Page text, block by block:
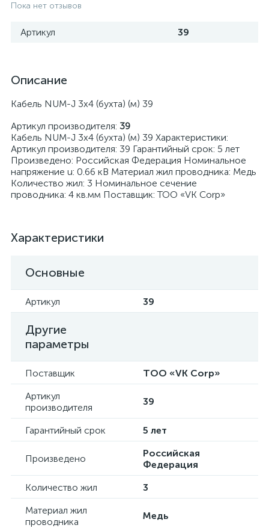
Пока нет отзывов
Артикул 39
Описание
Кабель NUM-J 3х4 (бухта) (м) 39
Артикул производителя: 39
Кабель NUM-J 3х4 (бухта) (м) 39 Характеристики:
Артикул производителя: 39 Гарантийный срок: 5 лет
Произведено: Российская Федерация Номинальное
напряжение u: 0.66 кВ Материал жил проводника: Медь
Количество жил: 3 Номинальное сечение
проводника: 4 кв.мм Поставщик: ТОО «VK Corp»
Характеристики
Основные
Артикул 39
Другие
параметры
Поставщик
ТОО «VK Corp»
Артикул
производителя
39
Гарантийный срок 5 лет
Произведено
Российская
Федерация
Количество жил
3
Материал жил
проводника
Медь